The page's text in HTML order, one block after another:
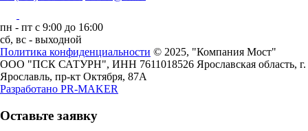
пн - пт с 9:00 до 16:00
сб, вс - выходной
Политика конфиденциальности © 2025, "Компания Мост"
ООО "ПСК САТУРН", ИНН 7611018526 Ярославская область, г.
Ярославль, пр-кт Октября, 87А
Разработано PR-MAKER
Оставьте заявку